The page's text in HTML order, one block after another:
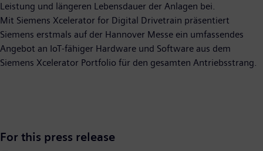
Leistung und längeren Lebensdauer der Anlagen bei.
Mit Siemens Xcelerator for Digital Drivetrain präsentiert
Siemens erstmals auf der Hannover Messe ein umfassendes
Angebot an IoT-fähiger Hardware und Software aus dem
Siemens Xcelerator Portfolio für den gesamten Antriebsstrang.
For this press release